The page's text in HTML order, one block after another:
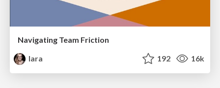
Navigating Team Friction
lara
192 16k